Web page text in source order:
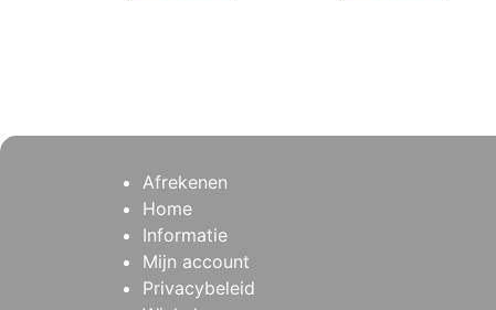
Afrekenen
Home
Informatie
Mijn account
Privacybeleid